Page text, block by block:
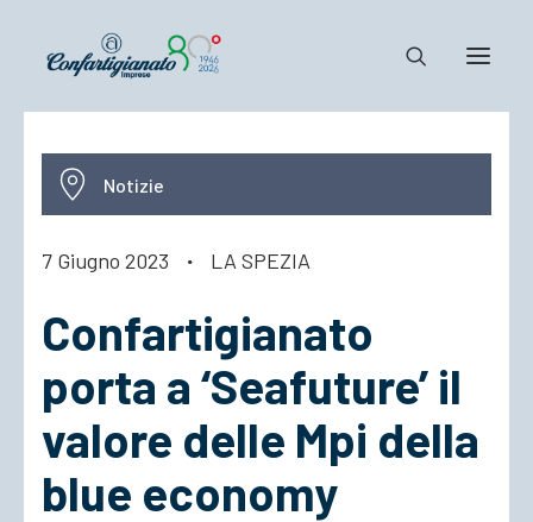
Notizie e Documenti
Confartigianato
Cosa Facciamo
Notizie
7 Giugno 2023 · LA SPEZIA
Confartigianato
porta a ‘Seafuture’ il
valore delle Mpi della
blue economy